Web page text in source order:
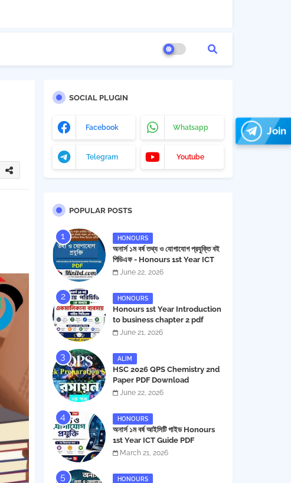
SOCIAL PLUGIN
Facebook Whatsapp
Telegram Youtube
POPULAR POSTS
HONOURS
অনার্স ১ম বর্ষ তথ্য ও যোগাযোগ প্রযুক্তি বই
পিডিএফ - Honours 1st Year ICT
Book PDF
June 22, 2026
HONOURS
Honours 1st Year Introduction
to business chapter 2 pdf
June 21, 2026
ALIM
HSC 2026 QPS Chemistry 2nd
Paper PDF Download
June 22, 2026
HONOURS
অনার্স ১ম বর্ষ আইসিটি গাইড Honours
1st Year ICT Guide PDF
March 21, 2026
HONOURS
Join